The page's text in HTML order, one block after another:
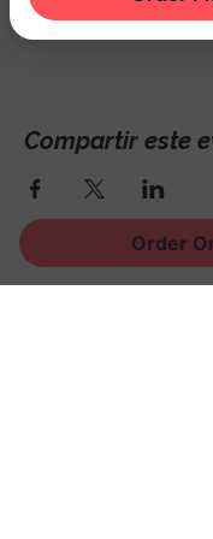
Hackettstown, NJ
Compartir este
Order